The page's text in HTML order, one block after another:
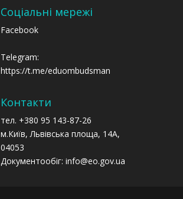
Соціальні мережі
Facebook
Telegram:
https://t.me/eduombudsman
Контакти
тел. +380 95 143-87-26
м.Київ, Львівська площа, 14А,
04053
Документообіг: info@eo.gov.ua